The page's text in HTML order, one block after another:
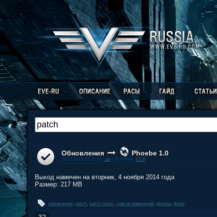
Обновления Phoebe 1.0
03.11.2014 15:37 by .up| Источник: CCP
Выход намечен на вторник, 4 ноября 2014 года
Размер: 217 MB
обновление, patch patch notes список изменений phoebe, феба